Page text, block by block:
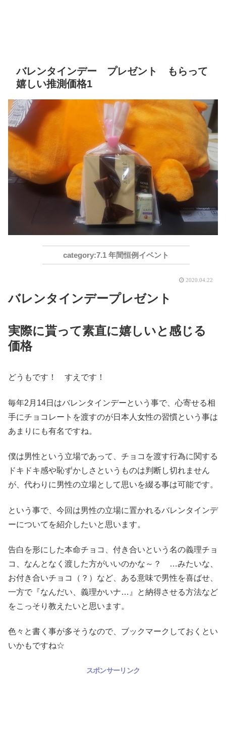
バレンタインデー プレゼント もらって
嬉しい推測価格1
7.1 年間恒例イベント
2020.04.22
バレンタインデープレゼント
実際に貰って素直に嬉しいと感じる
価格
どうもです！ すえです！
毎年2月14日はバレンタインデーという事で、心寄せる相
手にチョコレートを渡すのが日本人女性の習慣という事は
あまりにも有名ですね。
僕は男性という立場であって、チョコを渡す行為に関する
ドキドキ感や恥ずかしさというものは判断し切れません
が、代わりに男性の立場として思いを綴る事は可能です。
という事で、今回は男性の立場に置かれるバレンタインデ
ーについてを紹介したいと思います。
告白を形にした本命チョコ、付き合いという名の義理チョ
コ、なんとなく渡した方がいいのかな～？ …みたいな、
お付き合いチョコ（？）など、ある意味で男性を喜ばせ、
一方で『なんだい、義理かいナ…』と納得させる方法など
をこっそり教えたいと思います。
色々と書く事が多そうなので、ブックマークしておくとい
いかもですね☆
スポンサーリンク